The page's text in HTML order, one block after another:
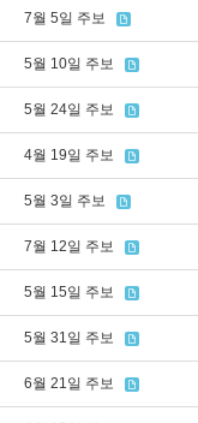
7월 5일 주보
5월 10일 주보
5월 24일 주보
4월 19일 주보
5월 3일 주보
7월 12일 주보
5월 15일 주보
5월 31일 주보
6월 21일 주보